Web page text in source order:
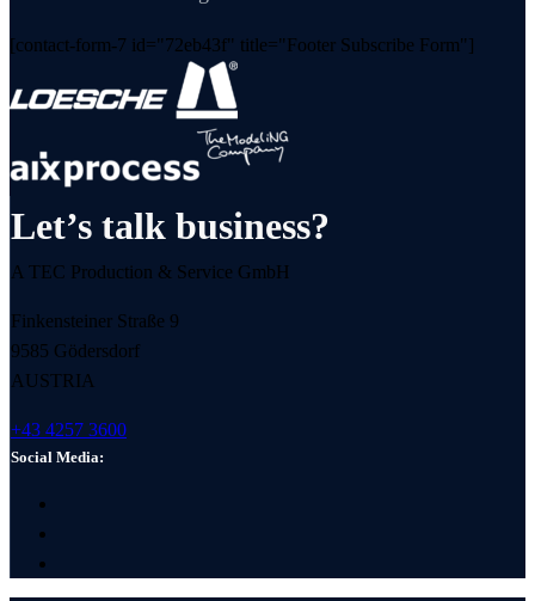
[contact-form-7 id="72eb43f" title="Footer Subscribe Form"]
Let’s talk business?
A TEC Production & Service GmbH
Finkensteiner Straße 9
9585 Gödersdorf
AUSTRIA
+43 4257 3600
Social Media: